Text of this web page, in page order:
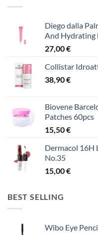
Diego dalla
And Hydrating
27,00€
Collistar
38,90€
Biovene
Patches 60pcs
15,50€
Dermacol 16H
No.35
15,00€
BEST SELLING
Wibo Eye